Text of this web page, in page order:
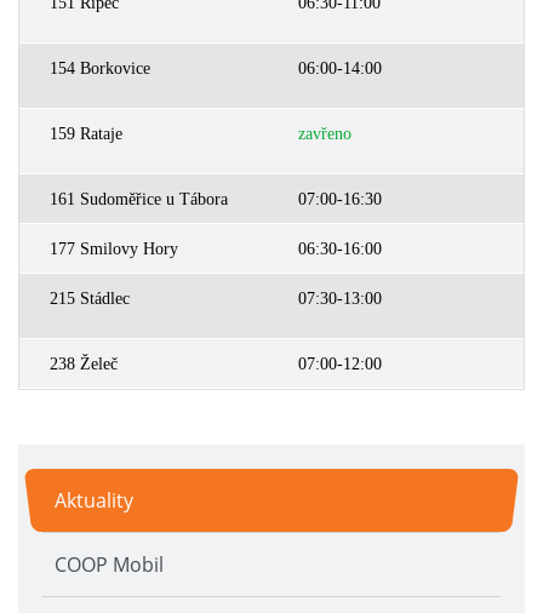
154 Borkovice 06:00-14:00
159 Rataje zavřeno
161 Sudoměřice u Tábora 07:00-16:30
177 Smilovy Hory 06:30-16:00
215 Stádlec 07:30-13:00
238 Želeč 07:00-12:00
Aktuality
COOP Mobil